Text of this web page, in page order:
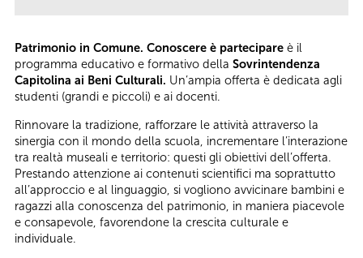
Patrimonio in Comune. Conoscere è partecipare è il
programma educativo e formativo della Sovrintendenza
Capitolina ai Beni Culturali. Un’ampia offerta è dedicata agli
studenti (grandi e piccoli) e ai docenti.
Rinnovare la tradizione, rafforzare le attività attraverso la
sinergia con il mondo della scuola, incrementare l’interazione
tra realtà museali e territorio: questi gli obiettivi dell’offerta.
Prestando attenzione ai contenuti scientifici ma soprattutto
all’approccio e al linguaggio, si vogliono avvicinare bambini e
ragazzi alla conoscenza del patrimonio, in maniera piacevole
e consapevole, favorendone la crescita culturale e
individuale.